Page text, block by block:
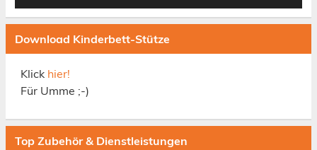
Download Kinderbett-Stütze
Klick hier!
Für Umme ;-)
Top Zubehör & Dienstleistungen